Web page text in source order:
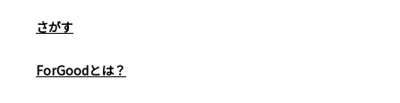
さがす
ForGoodとは？